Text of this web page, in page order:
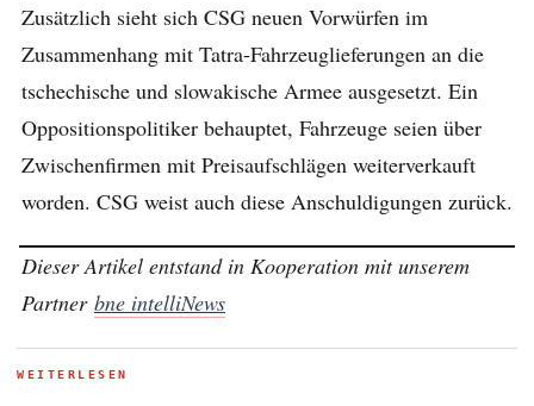
Zusätzlich sieht sich CSG neuen Vorwürfen im
Zusammenhang mit Tatra-Fahrzeuglieferungen an die
tschechische und slowakische Armee ausgesetzt. Ein
Oppositionspolitiker behauptet, Fahrzeuge seien über
Zwischenfirmen mit Preisaufschlägen weiterverkauft
worden. CSG weist auch diese Anschuldigungen zurück.
Dieser Artikel entstand in Kooperation mit unserem
Partner bne intelliNews
WEITERLESEN